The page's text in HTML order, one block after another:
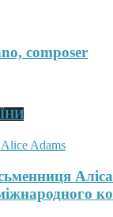
composer